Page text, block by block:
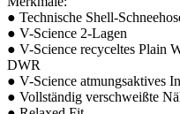
● Technische Shell-
● V-Science 2-Lagen
● V-Science recyceltes Plain
DWR
● V-Science atmungsaktives
● Vollständig verschweißte